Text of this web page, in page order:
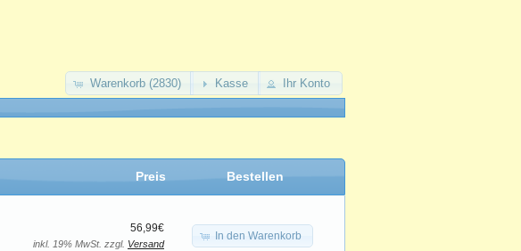
Warenkorb (2830) Kasse Ihr Konto
Preis Bestellen
56,99€
inkl. 19% MwSt. zzgl. Versand
In den Warenkorb